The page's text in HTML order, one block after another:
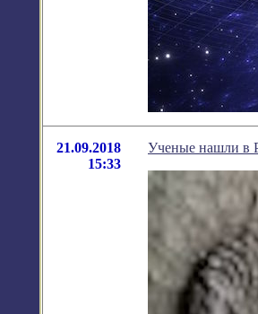
21.09.2018
15:33
Ученые нашли в